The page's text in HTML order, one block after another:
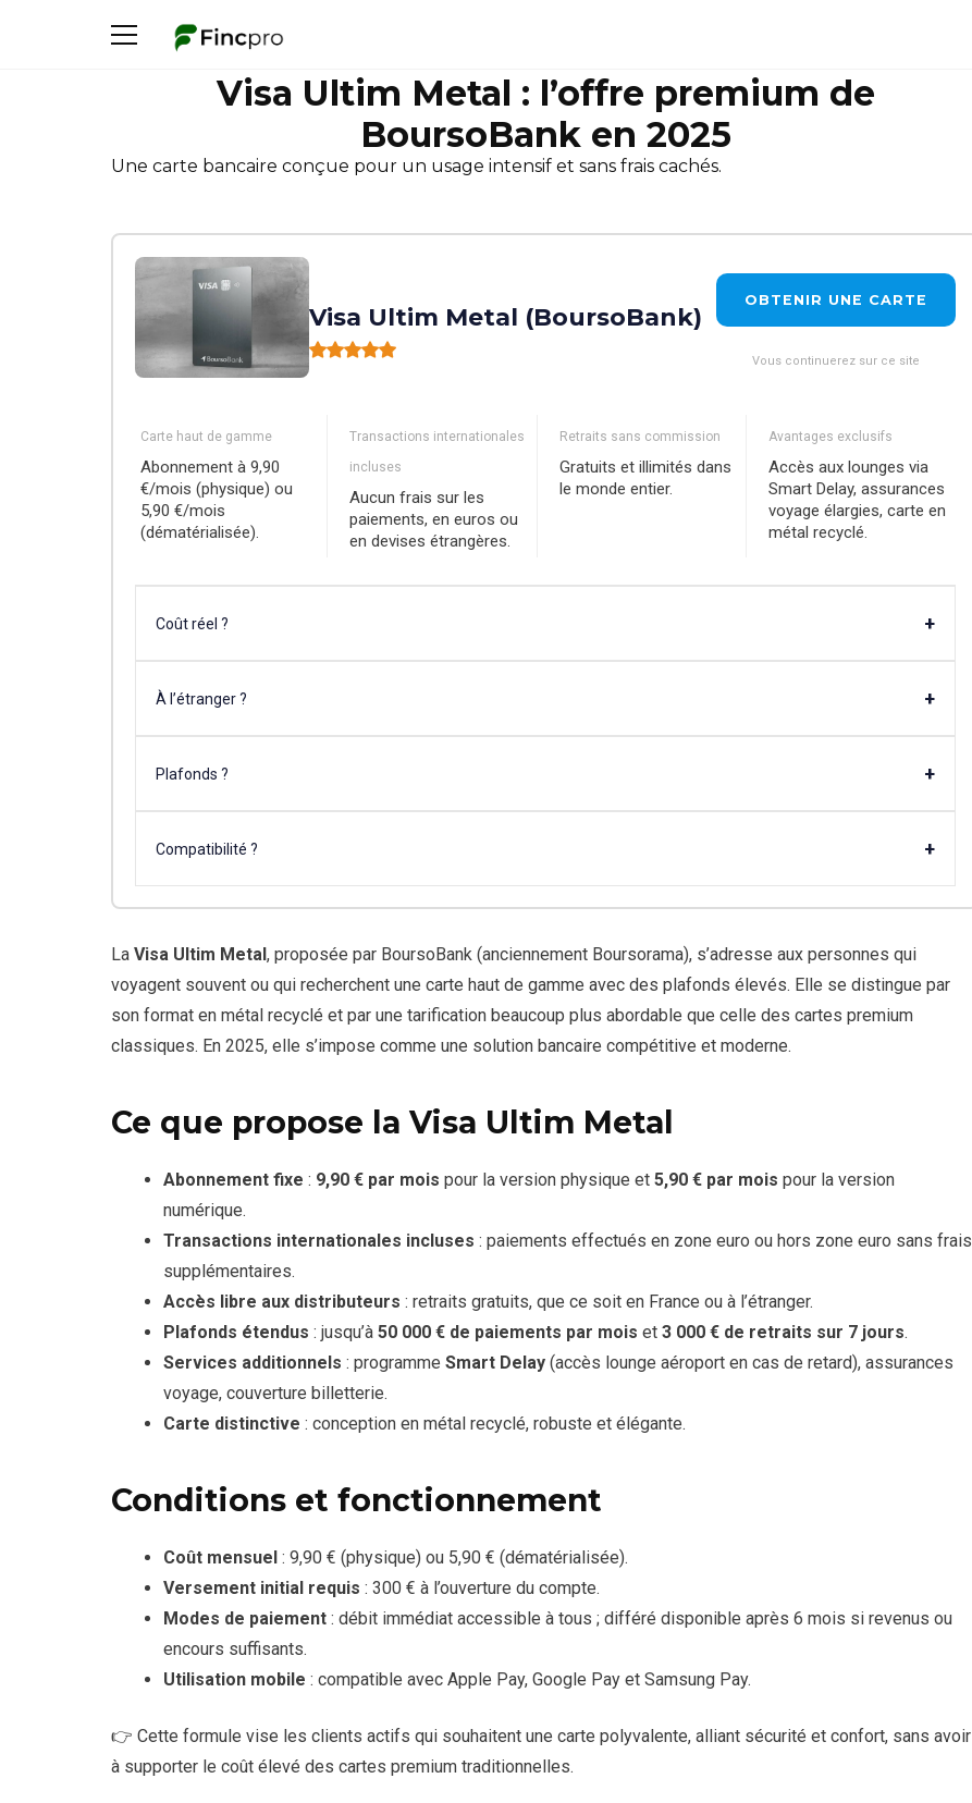
Visa Ultim Metal : l’offre premium de
BoursoBank en 2025
Une carte bancaire conçue pour un usage intensif et sans frais cachés.
Visa Ultim Metal (BoursoBank)
OBTENIR UNE CARTE
Vous continuerez sur ce site
Carte haut de gamme
Abonnement à 9,90
€/mois (physique) ou
5,90 €/mois
(dématérialisée).
Transactions internationales
incluses
Aucun frais sur les
paiements, en euros ou
en devises étrangères.
Retraits sans commission
Gratuits et illimités dans
le monde entier.
Avantages exclusifs
Accès aux lounges via
Smart Delay, assurances
voyage élargies, carte en
métal recyclé.
Coût réel ? +
À l’étranger ? +
Plafonds ? +
Compatibilité ? +
La Visa Ultim Metal, proposée par BoursoBank (anciennement Boursorama), s’adresse aux personnes qui
voyagent souvent ou qui recherchent une carte haut de gamme avec des plafonds élevés. Elle se distingue par
son format en métal recyclé et par une tarification beaucoup plus abordable que celle des cartes premium
classiques. En 2025, elle s’impose comme une solution bancaire compétitive et moderne.
Ce que propose la Visa Ultim Metal
Abonnement fixe : 9,90 € par mois pour la version physique et 5,90 € par mois pour la version
numérique.
Transactions internationales incluses : paiements effectués en zone euro ou hors zone euro sans frais
supplémentaires.
Accès libre aux distributeurs : retraits gratuits, que ce soit en France ou à l’étranger.
Plafonds étendus : jusqu’à 50 000 € de paiements par mois et 3 000 € de retraits sur 7 jours.
Services additionnels : programme Smart Delay (accès lounge aéroport en cas de retard), assurances
voyage, couverture billetterie.
Carte distinctive : conception en métal recyclé, robuste et élégante.
Conditions et fonctionnement
Coût mensuel : 9,90 € (physique) ou 5,90 € (dématérialisée).
Versement initial requis : 300 € à l’ouverture du compte.
Modes de paiement : débit immédiat accessible à tous ; différé disponible après 6 mois si revenus ou
encours suffisants.
Utilisation mobile : compatible avec Apple Pay, Google Pay et Samsung Pay.
👉 Cette formule vise les clients actifs qui souhaitent une carte polyvalente, alliant sécurité et confort, sans avoir
à supporter le coût élevé des cartes premium traditionnelles.